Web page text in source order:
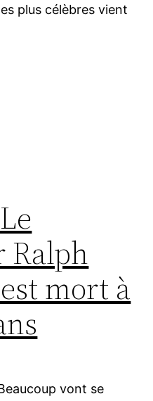
plus célèbres vient
Ralph
mort à
vont se